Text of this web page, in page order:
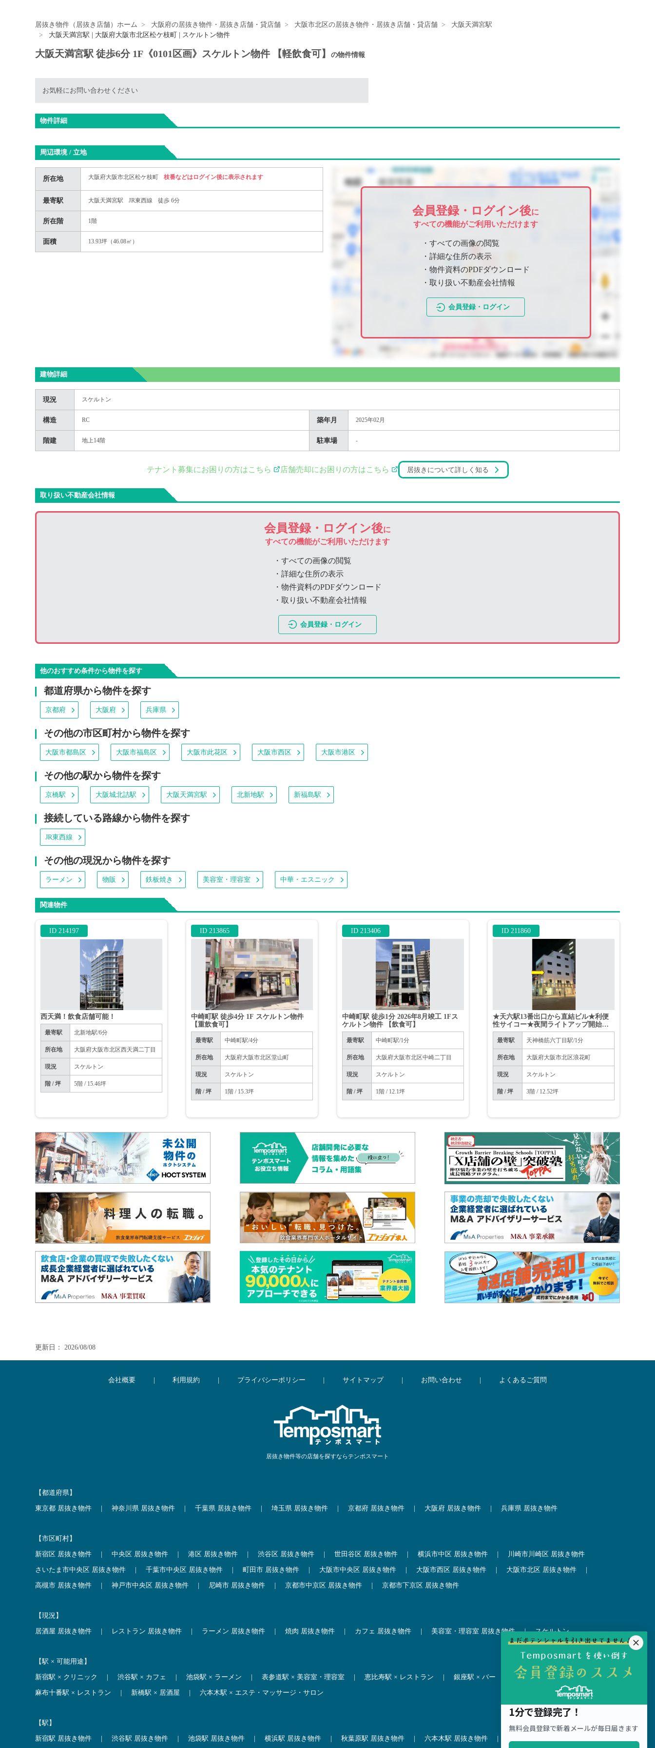
居抜き物件（居抜き店舗）ホーム 大阪府の居抜き物件・居抜き店舗・貸店舗 大阪市北区の居抜き物件・居抜き店舗・貸店舗
大阪天満宮駅
大阪天満宮駅 | 大阪府大阪市北区松ケ枝町 | スケルトン物件
大阪天満宮駅 徒歩6分 1F《0101区画》スケルトン物件 【軽飲食可】 の物件情報
お気軽にお問い合わせください
物件詳細
周辺環境 / 立地
所在地 大阪府大阪市北区松ケ枝町 枝番などはログイン後に表示されます
最寄駅 大阪天満宮駅 JR東西線 徒歩 6分
所在階 1階
面積 13.93坪（46.08㎡）
会員登録・ログイン後に
すべての機能がご利用いただけます
・すべての画像の閲覧
・詳細な住所の表示
・物件資料のPDFダウンロード
・取り扱い不動産会社情報
会員登録・ログイン
建物詳細
現況 スケルトン
構造 RC 築年月 2025年02月
階建 地上14階 駐車場 -
テナント募集にお困りの方はこちら 店舗売却にお困りの方はこちら 居抜きについて詳しく知る
取り扱い不動産会社情報
会員登録・ログイン後に
すべての機能がご利用いただけます
・すべての画像の閲覧
・詳細な住所の表示
・物件資料のPDFダウンロード
・取り扱い不動産会社情報
会員登録・ログイン
他のおすすめ条件から物件を探す
都道府県から物件を探す
京都府 大阪府 兵庫県
その他の市区町村から物件を探す
大阪市都島区 大阪市福島区 大阪市此花区 大阪市西区 大阪市港区
その他の駅から物件を探す
京橋駅 大阪城北詰駅 大阪天満宮駅 北新地駅 新福島駅
接続している路線から物件を探す
JR東西線
その他の現況から物件を探す
ラーメン 物販 鉄板焼き 美容室・理容室 中華・エスニック
関連物件
ID 214197
西天満！飲食店舗可能！
最寄駅 北新地駅/6分
所在地 大阪府大阪市北区西天満二丁目
現況 スケルトン
階 / 坪 5階 / 15.46坪
ID 213865
中崎町駅 徒歩4分 1F スケルトン物件
【重飲食可】
最寄駅 中崎町駅/4分
所在地 大阪府大阪市北区堂山町
現況 スケルトン
階 / 坪 1階 / 15.3坪
ID 213406
中崎町駅 徒歩1分 2026年8月竣工 1Fス
ケルトン物件 【飲食可】
最寄駅 中崎町駅/1分
所在地 大阪府大阪市北区中崎二丁目
現況 スケルトン
階 / 坪 1階 / 12.1坪
ID 211860
★天六駅13番出口から直結ビル★利便
性サイコー★夜間ライトアップ開始し
ました★
最寄駅 天神橋筋六丁目駅/1分
所在地 大阪府大阪市北区浪花町
現況 スケルトン
階 / 坪 3階 / 12.52坪
更新日： 2026/08/08
会社概要 利用規約 プライバシーポリシー サイトマップ お問い合わせ よくあるご質問
居抜き物件等の店舗を探すならテンポスマート
【都道府県】
東京都 居抜き物件 神奈川県 居抜き物件 千葉県 居抜き物件 埼玉県 居抜き物件 京都府 居抜き物件 大阪府 居抜き物件 兵庫県 居抜き物件
【市区町村】
新宿区 居抜き物件 中央区 居抜き物件 港区 居抜き物件 渋谷区 居抜き物件 世田谷区 居抜き物件 横浜市中区 居抜き物件 川崎市川崎区 居抜き物件
さいたま市中央区 居抜き物件 千葉市中央区 居抜き物件 町田市 居抜き物件 大阪市中央区 居抜き物件 大阪市西区 居抜き物件 大阪市北区 居抜き物件
高槻市 居抜き物件 神戸市中央区 居抜き物件 尼崎市 居抜き物件 京都市中京区 居抜き物件 京都市下京区 居抜き物件
【現況】
居酒屋 居抜き物件 レストラン 居抜き物件 ラーメン 居抜き物件 焼肉 居抜き物件 カフェ 居抜き物件 美容室・理容室 居抜き物件 | スケルトン
【駅 × 可能用途】
新宿駅 × クリニック 渋谷駅 × カフェ 池袋駅 × ラーメン 表参道駅 × 美容室・理容室 恵比寿駅 × レストラン 銀座駅 × バー 吉祥寺駅 × 居酒屋 |
麻布十番駅 × レストラン 新橋駅 × 居酒屋 六本木駅 × エステ・マッサージ・サロン
【駅】
新宿駅 居抜き物件 渋谷駅 居抜き物件 池袋駅 居抜き物件 横浜駅 居抜き物件 秋葉原駅 居抜き物件 六本木駅 居抜き物件